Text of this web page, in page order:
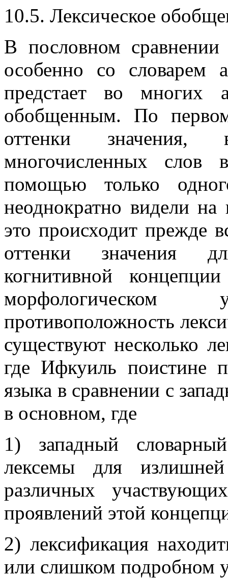
10.5. Лексическое
В пословном
особенно со словарем
предстает во многих
обобщенным. По
оттенки
многочисленных слов
помощью только
неоднократно видели
это происходит прежде
оттенки значения
когнитивной
противоположность
существуют несколько
где Ифкуиль поистине
языка в сравнении с
в основном, где
1) западный
лексемы для
различных
проявлений этой
2) лексификация
или слишком подробном